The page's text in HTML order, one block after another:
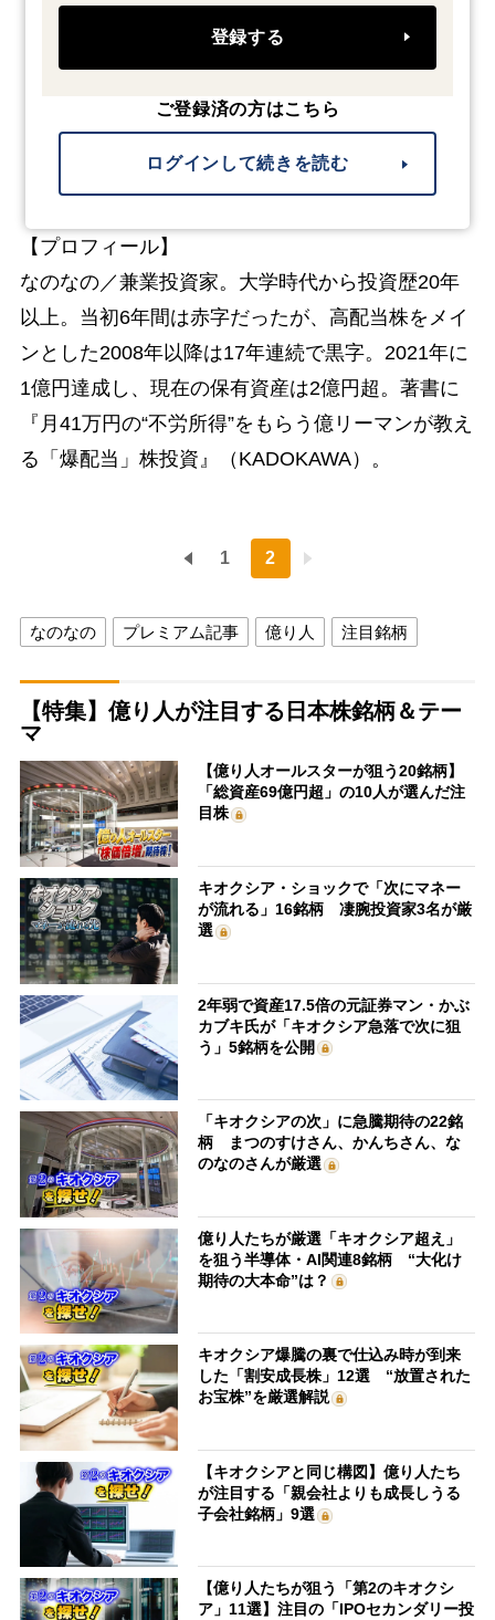
登録する
ご登録済の方はこちら
ログインして続きを読む
【プロフィール】
なのなの／兼業投資家。大学時代から投資歴20年
以上。当初6年間は赤字だったが、高配当株をメイ
ンとした2008年以降は17年連続で黒字。2021年に
1億円達成し、現在の保有資産は2億円超。著書に
『月41万円の“不労所得”をもらう億リーマンが教え
る「爆配当」株投資』（KADOKAWA）。
1 2
なのなの プレミアム記事 億り人 注目銘柄
【特集】億り人が注目する日本株銘柄＆テー
マ
【億り人オールスターが狙う20銘柄】
「総資産69億円超」の10人が選んだ注
目株
キオクシア・ショックで「次にマネー
が流れる」16銘柄 凄腕投資家3名が厳
選
2年弱で資産17.5倍の元証券マン・かぶ
カブキ氏が「キオクシア急落で次に狙
う」5銘柄を公開
「キオクシアの次」に急騰期待の22銘
柄 まつのすけさん、かんちさん、な
のなのさんが厳選
億り人たちが厳選「キオクシア超え」
を狙う半導体・AI関連8銘柄 “大化け
期待の大本命”は？
キオクシア爆騰の裏で仕込み時が到来
した「割安成長株」12選 “放置された
お宝株”を厳選解説
【キオクシアと同じ構図】億り人たち
が注目する「親会社よりも成長しうる
子会社銘柄」9選
【億り人たちが狙う「第2のキオクシ
ア」11選】注目の「IPOセカンダリー投